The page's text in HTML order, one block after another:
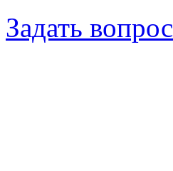
Задать вопрос